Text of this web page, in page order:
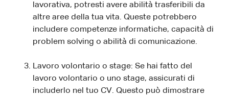
lavorativa, potresti avere abilità trasferibili da
altre aree della tua vita. Queste potrebbero
includere competenze informatiche, capacità di
problem solving o abilità di comunicazione.
Lavoro volontario o stage: Se hai fatto del
lavoro volontario o uno stage, assicurati di
includerlo nel tuo CV. Questo può dimostrare